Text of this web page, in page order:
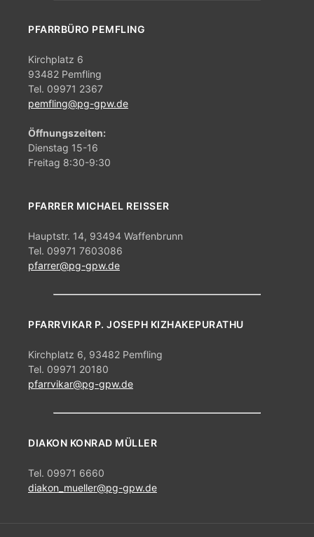
PFARRBÜRO PEMFLING
Kirchplatz 6
93482 Pemfling
Tel. 09971 2367
pemfling@pg-gpw.de
Öffnungszeiten:
Dienstag 15-16
Freitag 8:30-9:30
PFARRER MICHAEL REISSER
Hauptstr. 14, 93494 Waffenbrunn
Tel. 09971 7603086
pfarrer@pg-gpw.de
PFARRVIKAR P. JOSEPH KIZHAKEPURATHU
Kirchplatz 6, 93482 Pemfling
Tel. 09971 20180
pfarrvikar@pg-gpw.de
DIAKON KONRAD MÜLLER
Tel. 09971 6660
diakon_mueller@pg-gpw.de